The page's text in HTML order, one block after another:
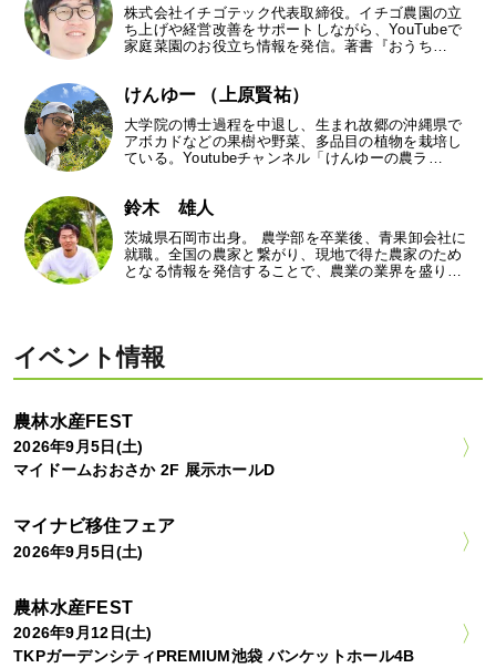
株式会社イチゴテック代表取締役。イチゴ農園の立
ち上げや経営改善をサポートしながら、YouTubeで
家庭菜園のお役立ち情報を発信。著書『おうち…
けんゆー （上原賢祐）
大学院の博士過程を中退し、生まれ故郷の沖縄県で
アボカドなどの果樹や野菜、多品目の植物を栽培し
ている。Youtubeチャンネル「けんゆーの農ラ…
鈴木 雄人
茨城県石岡市出身。 農学部を卒業後、青果卸会社に
就職。全国の農家と繋がり、現地で得た農家のため
となる情報を発信することで、農業の業界を盛り…
イベント情報
農林水産FEST
2026年9月5日(土)
マイドームおおさか 2F 展示ホールD
マイナビ移住フェア
2026年9月5日(土)
農林水産FEST
2026年9月12日(土)
TKPガーデンシティPREMIUM池袋 バンケットホール4B